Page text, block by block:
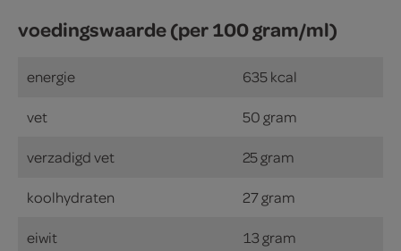
voedingswaarde (per 100 gram/ml)
energie 635 kcal
vet 50 gram
verzadigd vet 25 gram
koolhydraten 27 gram
eiwit 13 gram